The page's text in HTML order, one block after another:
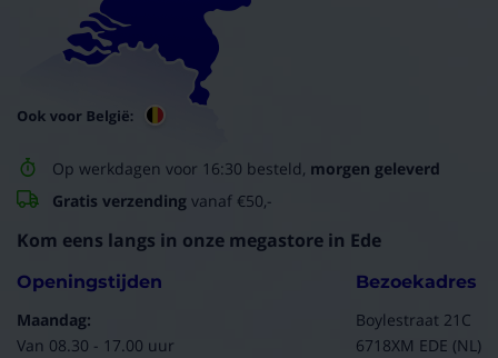
Op werkdagen voor 16:30 besteld, morgen geleverd
Gratis verzending vanaf €50,-
Kom eens langs in onze megastore in Ede
Openingstijden
Maandag:
Van 08.30 - 17.00 uur
Bezoekadres
Boylestraat 21C
6718XM EDE (NL)